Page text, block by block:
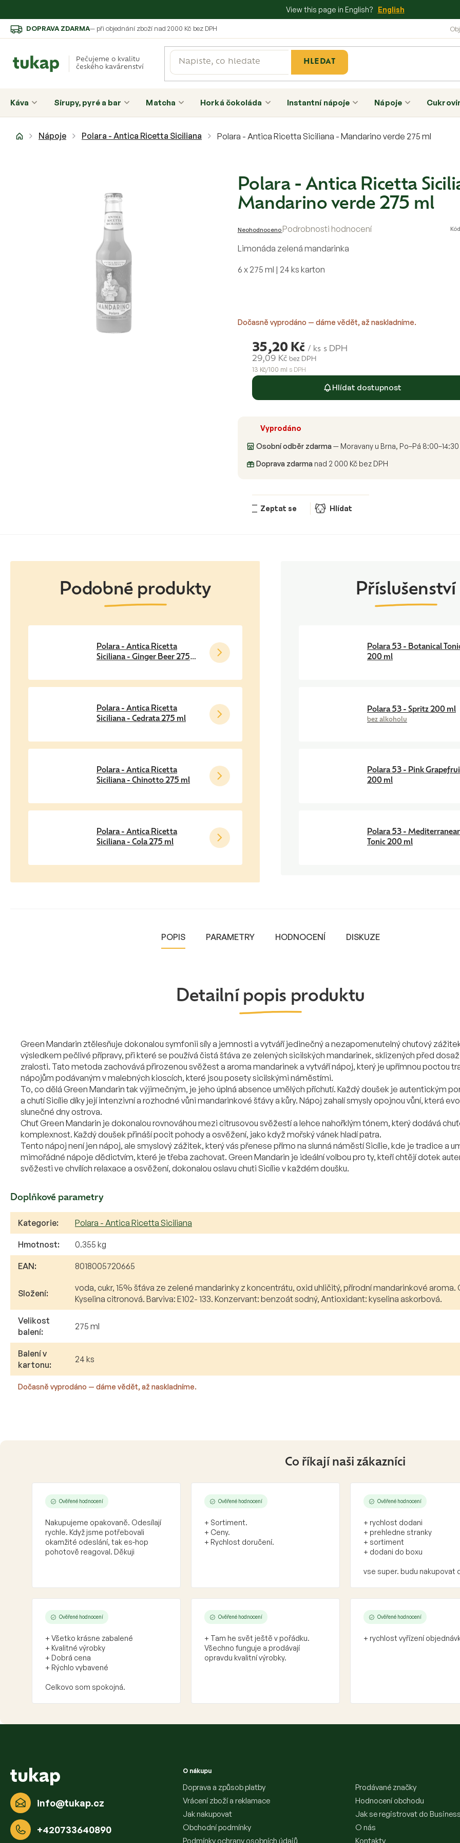
View this page in English? English
Přejít
na
DOPRAVA ZDARMA— při objednání zboží nad 2000 Kč bez DPH
Pečujeme o kvalitu
českého kavárenství
HLEDAT
Káva Sirupy, pyré a bar Matcha Horká čokoláda Instantní nápoje Nápoje
DomůNápoje Polara - Antica Ricetta Siciliana Polara - Antica Ricetta Siciliana - Mandarino verde 275 ml
Dočasně vyprodáno — dáme vědět, až naskladníme.
Limonáda zelená mandarinka
6 x 275 ml | 24 ks karton
Zeptat se Hlídat
Vyprodáno
Osobní odběr zdarma— Moravany u Brna, Po–Pá 8:00–14:30
Doprava zdarmanad 2 000 Kč bez DPH
35,20 Kč / ks s DPH
29,09 Kč bez DPH
13 Kč/100 ml s DPH
Měrná
Hlídat dostupnost
Polara - Antica Ricetta
Mandarino verde 275 ml
Průměrné
produktu
je
z
Neohodnoceno Podrobnosti hodnocení
Polara 53 - Botanical
200 ml
Polara 53 - Spritz 200 ml
bez alkoholu
Polara 53 - Pink
200 ml
Polara 53 -
Tonic 200 ml
Polara - Antica Ricetta
Siciliana - Ginger Beer 275
Polara - Antica Ricetta
Siciliana - Cedrata 275 ml
Polara - Antica Ricetta
Siciliana - Chinotto 275 ml
Polara - Antica Ricetta
Siciliana - Cola 275 ml
POPIS PARAMETRY HODNOCENÍ DISKUZE
Detailní popis produktu
Green Mandarin ztělesňuje dokonalou symfonii síly a jemnosti a vytváří jedinečný a nezapomenutelný chuťový
výsledkem pečlivé přípravy, při které se používá čistá šťáva ze zelených sicilských mandarinek, sklizených před
zralosti. Tato metoda zachovává přirozenou svěžest a aroma mandarinek a vytváří nápoj, který je upřímnou poctou
nápojům podávaným v malebných kioscích, které jsou posety sicilskými náměstími.
To, co dělá Green Mandarin tak výjimečným, je jeho úplná absence umělých příchutí. Každý doušek je autentickým
a chutí Sicílie díky její intenzivní a rozhodné vůni mandarinkové šťávy a kůry. Nápoj zahalí smysly opojnou vůní, která
slunečné dny ostrova.
Chuť Green Mandarin je dokonalou rovnováhou mezi citrusovou svěžestí a lehce nahořklým tónem, který dodává
komplexnost. Každý doušek přináší pocit pohody a osvěžení, jako když mořský vánek hladí patra.
Tento nápoj není jen nápoj, ale smyslový zážitek, který vás přenese přímo na slunná náměstí Sicílie, kde je tradice a
mimořádné nápoje dědictvím, které je třeba zachovat. Green Mandarin je ideální volbou pro ty, kteří chtějí dotek
svěžesti ve chvílích relaxace a osvěžení, dokonalou oslavu chuti Sicílie v každém doušku.
Doplňkové parametry
Kategorie: Polara - Antica Ricetta Siciliana
Hmotnost: 0.355 kg
EAN: 8018005720665
Složení:
voda, cukr, 15% šťáva ze zelené mandarinky z koncentrátu, oxid uhličitý, přírodní mandarinkové aroma.
Kyselina citronová. Barviva: E102- 133. Konzervant: benzoát sodný, Antioxidant: kyselina askorbová.
Velikost
balení:
275 ml
Balení v
kartonu:
24 ks
Dočasně vyprodáno — dáme vědět, až naskladníme.
Co říkají naši zákazníci
Ověřené hodnocení
Nakupujeme opakovaně. Odesílají
rychle. Když jsme potřebovali
okamžité odeslání, tak es-hop
pohotově reagoval. Děkuji
Ověřené hodnocení
+ Sortiment.
+ Ceny.
+ Rychlost doručení.
Ověřené hodnocení
+ rychlost dodani
+ prehledne stranky
+ sortiment
+ dodani do boxu
vse super. budu nakupovat
Ověřené hodnocení
+ Všetko krásne zabalené
+ Kvalitné výrobky
+ Dobrá cena
+ Rýchlo vybavené
Celkovo som spokojná.
Ověřené hodnocení
+ Tam he svět ještě v pořádku.
Všechno funguje a prodávají
opravdu kvalitní výrobky.
Ověřené hodnocení
+ rychlost vyřízení
info@tukap.cz
+420733640890
O nákupu
Doprava a způsob platby
Vrácení zboží a reklamace
Jak nakupovat
Obchodní podmínky
Podmínky ochrany osobních údajů
Prodávané značky
Hodnocení obchodu
Jak se registrovat do
O nás
Kontakty